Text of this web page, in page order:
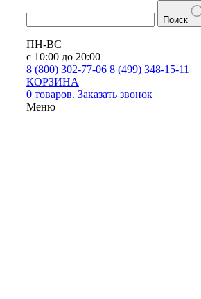
Поиск
ПН-ВС
с 10:00 до 20:00
8 (800) 302-77-06 8 (499) 348-15-11
КОРЗИНА
0 товаров. Заказать звонок
Меню